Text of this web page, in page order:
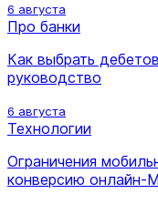
6 августа
Про банки
Как выбрать
руководство
6 августа
Технологии
Ограничения
конверсию